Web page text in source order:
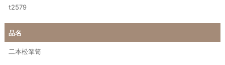
t2579
品名
二本松箪笥